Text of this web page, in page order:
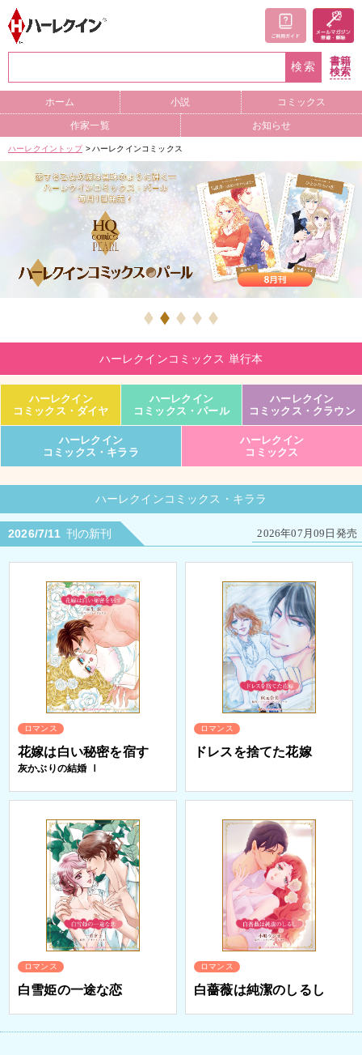
検索
書籍
検索
ホーム 小説 コミックス
作家一覧 お知らせ
ハーレクイントップ ハーレクインコミックス
ハーレクインコミックス 単行本
ハーレクイン
コミックス・ダイヤ
ハーレクイン
コミックス・パール
ハーレクイン
コミックス・クラウン
ハーレクイン
コミックス・キララ
ハーレクイン
コミックス
ハーレクインコミックス・キララ
2026/7/11 刊の新刊 2026年07月09日発売
ロマンス
花嫁は白い秘密を宿す
灰かぶりの結婚 Ⅰ
ロマンス
ドレスを捨てた花嫁
ロマンス
白雪姫の一途な恋
ロマンス
白薔薇は純潔のしるし